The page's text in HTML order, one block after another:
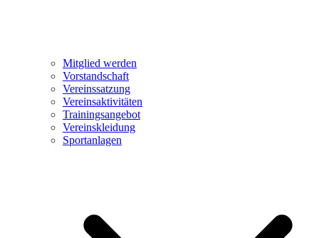
Mitglied werden
Vorstandschaft
Vereinssatzung
Vereinsaktivitäten
Trainingsangebot
Vereinskleidung
Sportanlagen